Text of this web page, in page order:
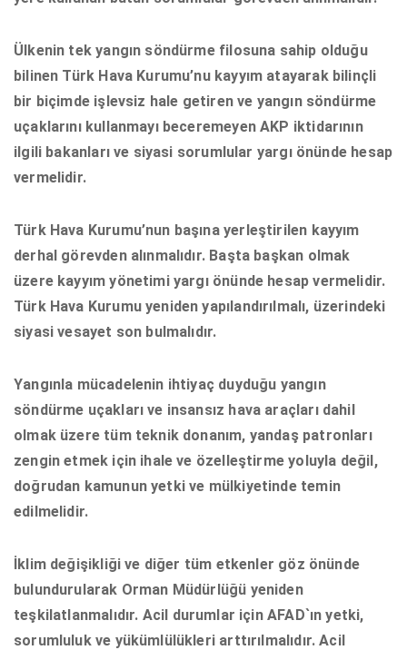
Ülkenin tek yangın söndürme filosuna sahip olduğu
bilinen Türk Hava Kurumu’nu kayyım atayarak bilinçli
bir biçimde işlevsiz hale getiren ve yangın söndürme
uçaklarını kullanmayı beceremeyen AKP iktidarının
ilgili bakanları ve siyasi sorumlular yargı önünde hesap
vermelidir.
Türk Hava Kurumu’nun başına yerleştirilen kayyım
derhal görevden alınmalıdır. Başta başkan olmak
üzere kayyım yönetimi yargı önünde hesap vermelidir.
Türk Hava Kurumu yeniden yapılandırılmalı, üzerindeki
siyasi vesayet son bulmalıdır.
Yangınla mücadelenin ihtiyaç duyduğu yangın
söndürme uçakları ve insansız hava araçları dahil
olmak üzere tüm teknik donanım, yandaş patronları
zengin etmek için ihale ve özelleştirme yoluyla değil,
doğrudan kamunun yetki ve mülkiyetinde temin
edilmelidir.
İklim değişikliği ve diğer tüm etkenler göz önünde
bulundurularak Orman Müdürlüğü yeniden
teşkilatlanmalıdır. Acil durumlar için AFAD`ın yetki,
sorumluluk ve yükümlülükleri arttırılmalıdır. Acil